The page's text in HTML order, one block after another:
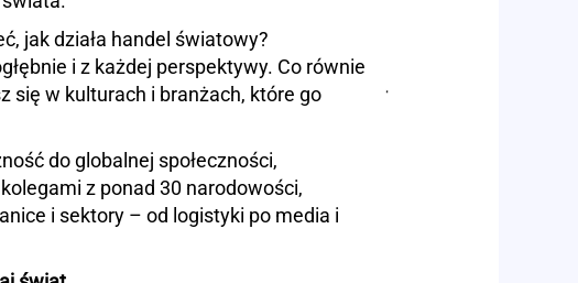
jak działa handel światowy?
i z każdej perspektywy. Co równie
się w kulturach i branżach, które go
do globalnej społeczności,
z ponad 30 narodowości,
i sektory – od logistyki po media i